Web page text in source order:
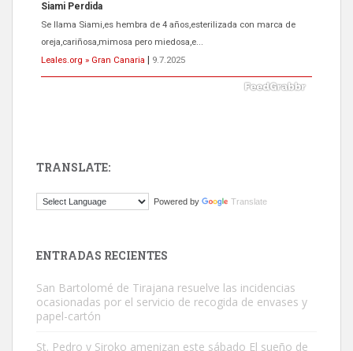
Siami Perdida
Se llama Siami,es hembra de 4 años,esterilizada con marca de
oreja,cariñosa,mimosa pero miedosa,e...
Leales.org » Gran Canaria
9.7.2025
El ayuntamiento se va a llevar a Los Gatos callejeros de la zona los
TRANSLATE:
Powered by Translate
ENTRADAS RECIENTES
San Bartolomé de Tirajana resuelve las incidencias
ocasionadas por el servicio de recogida de envases y
papel-cartón
St. Pedro y Siroko amenizan este sábado El sueño de